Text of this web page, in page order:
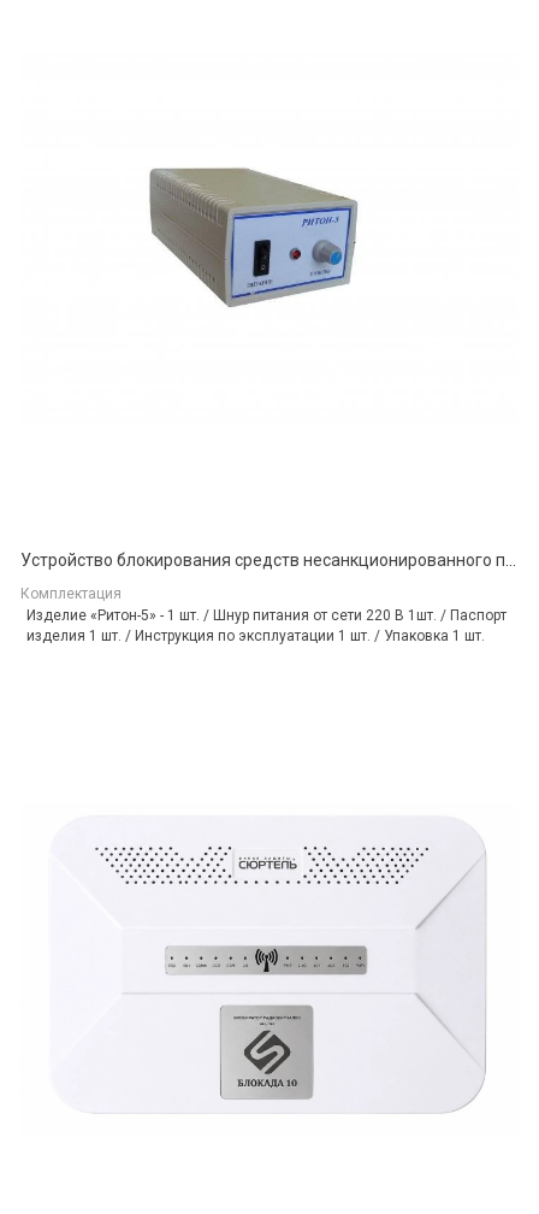
Комплектация
Изделие «Ритон-5» - 1 шт. / Шнур питания от сети 220 В 1шт. / Паспорт
изделия 1 шт. / Инструкция по эксплуатации 1 шт. / Упаковка 1 шт.